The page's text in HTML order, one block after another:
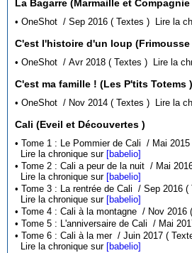
La Bagarre (Marmaille et
• OneShot / Sep 2016 ( Textes ) Lire la
C'est l'histoire d'un loup (Frimousse
• OneShot / Avr 2018 ( Textes ) Lire la
C'est ma famille ! (Les P'tits Totems )
• OneShot / Nov 2014 ( Textes ) Lire la
Cali (Eveil et Découvertes )
Lire la chronique sur [babelio]
Lire la chronique sur [babelio]
Lire la chronique sur [babelio]
• Tome 6 : Cali à la mer /
Lire la chronique sur [babelio]